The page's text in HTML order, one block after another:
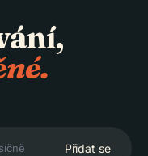
Přidat se